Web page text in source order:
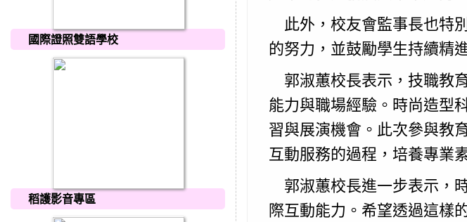
此外，校友會監事長也特
的努力，並鼓勵學生持續精
郭淑蕙校長表示，技職教
能力與職場經驗。時尚造型
習與展演機會。此次參與教
互動服務的過程，培養專業
郭淑蕙校長進一步表示，
際互動能力。希望透過這樣
國際證照雙語學校
稻護影音專區